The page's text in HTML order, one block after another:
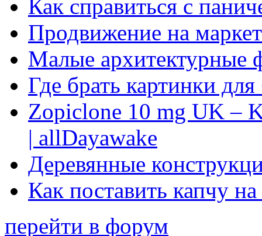
Как справиться с
Продвижение на
Малые архитектурные
Где брать картинки
Zopiclone 10 mg UK –
| allDayawake
Деревянные
Как поставить капчу
перейти в форум